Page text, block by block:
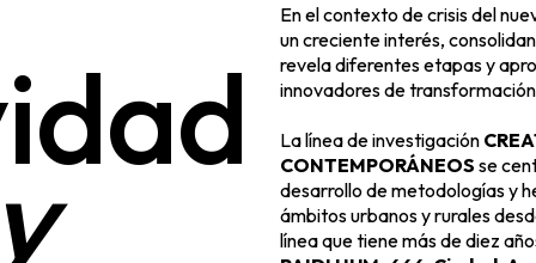
idad
En el contexto de crisis del
un creciente interés,
revela diferentes etapas y
innovadores de
La línea de investigación
CONTEMPORÁNEOS se
desarrollo de metodologías y
ámbitos urbanos y rurales
línea que tiene más de diez